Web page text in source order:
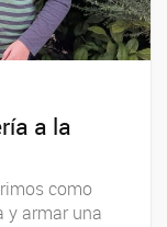
a la
como
y armar una